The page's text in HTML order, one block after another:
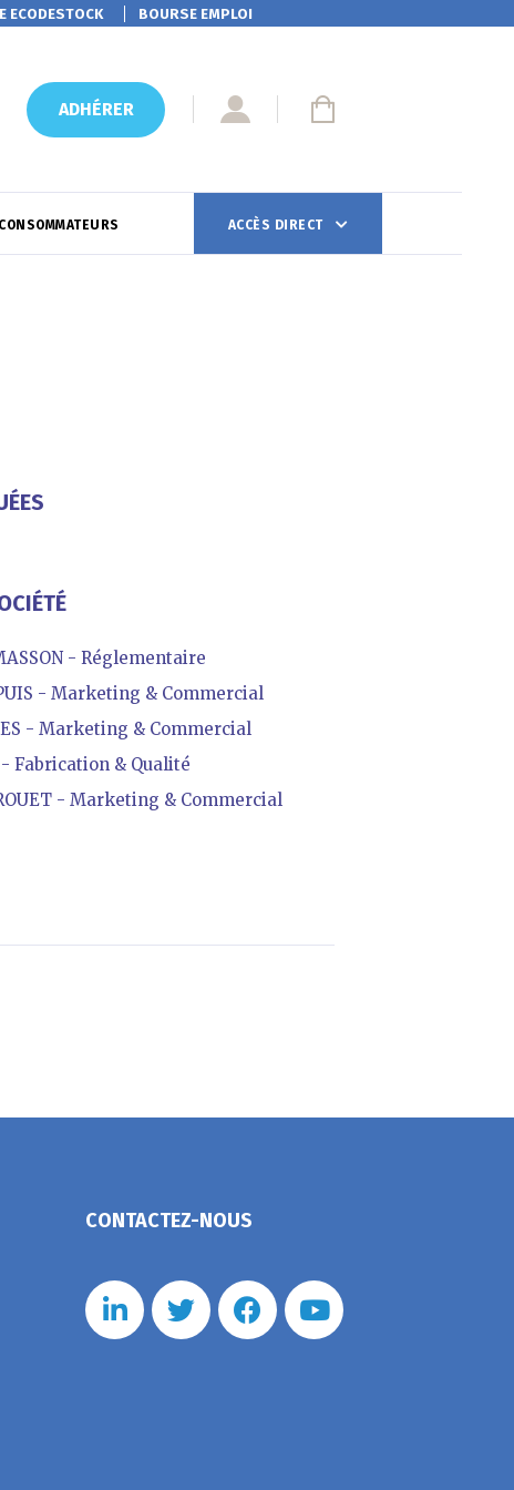
ECODESTOCK BOURSE EMPLOI
ADHÉRER
ACCÈS DIRECT
- Réglementaire
- Marketing & Commercial
- Marketing & Commercial
Fabrication & Qualité
- Marketing & Commercial
CONTACTEZ-NOUS